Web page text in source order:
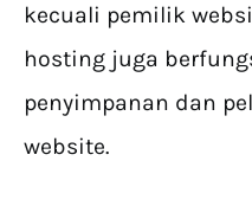
kecuali pemilik
hosting juga
penyimpanan dan
website.